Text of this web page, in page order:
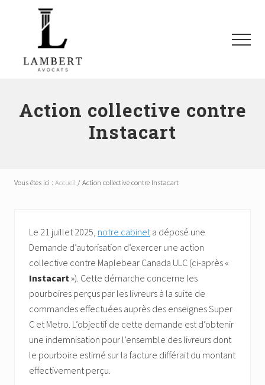
Responsabilité
civile,
les
Menu
Action collective contre
Instacart
Vous êtes ici : Accueil /Action collective contre Instacart
Le 21 juillet 2025, notre cabineta déposé une
Demande d’autorisation d’exercer une action
collective contre Maplebear Canada ULC (ci-après «
Instacart»). Cette démarche concerne les
pourboires perçus par les livreurs à la suite de
commandes effectuées auprès des enseignes Super
C et Metro. L’objectif de cette demande est d’obtenir
une indemnisation pour l’ensemble des livreurs dont
le pourboire estimé sur la facture différait du montant
effectivement perçu.